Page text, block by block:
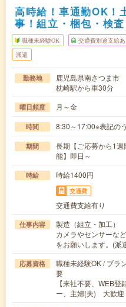
高時給！車通勤OK！
事！組立・梱包・検査
職種未経験OK 交通費別途支給あ
派遣
勤務地
鹿児島県南さつま市
枕崎駅から車30分
曜日頻度 月～金
時間 8:30～17:00※表記の
期間
長期【ご応募から1
能】即日～
時給 時給1400円
交通費
交通費支給有り
仕事内容
製造（組立・加工）
カメラやセンサーな
をお願いします。(
応募資格
職種未経験OK / ブラ
要
【来社不要、WEB
ー、主婦(夫) 大歓